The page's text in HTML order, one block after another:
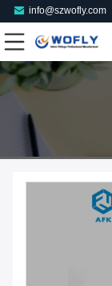
info@szwofly.com